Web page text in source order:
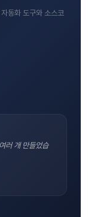
동화 도구와 소스코
러 개 만들었습